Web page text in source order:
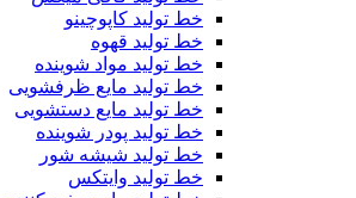
خط تولید کاپوچینو
خط تولید قهوه
خط تولید مواد شوینده
خط تولید مایع ظرفشویی
خط تولید مایع دستشویی
خط تولید پودر شوینده
خط تولید شیشه شور
خط تولید وایتکس